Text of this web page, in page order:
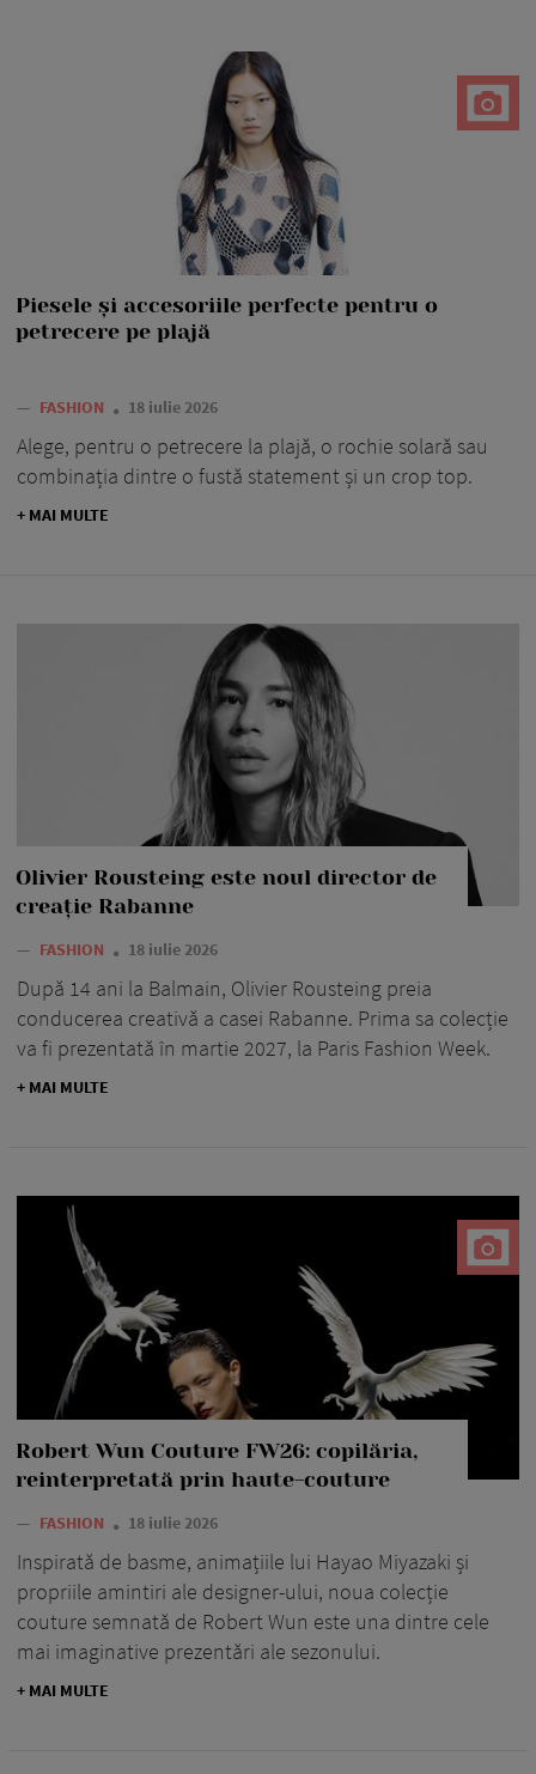
Piesele și accesoriile perfecte pentru o
petrecere pe plajă
— FASHION 18 iulie 2026
Alege, pentru o petrecere la plajă, o rochie solară sau
combinația dintre o fustă statement și un crop top.
+ MAI MULTE
Olivier Rousteing este noul director de
creație Rabanne
— FASHION 18 iulie 2026
După 14 ani la Balmain, Olivier Rousteing preia
conducerea creativă a casei Rabanne. Prima sa colecție
va fi prezentată în martie 2027, la Paris Fashion Week.
+ MAI MULTE
Robert Wun Couture FW26: copilăria,
reinterpretată prin haute-couture
— FASHION 18 iulie 2026
Inspirată de basme, animațiile lui Hayao Miyazaki și
propriile amintiri ale designer-ului, noua colecție
couture semnată de Robert Wun este una dintre cele
mai imaginative prezentări ale sezonului.
+ MAI MULTE